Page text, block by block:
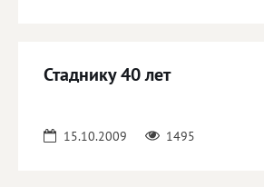
Стаднику 40 лет
15.10.2009 1495